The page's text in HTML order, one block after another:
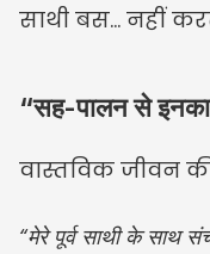
साथी बस… नहीं
“सह-पालन से
वास्तविक जीवन
“मेरे पूर्व साथी के साथ